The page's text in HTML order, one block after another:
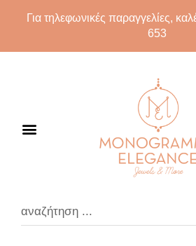
Για τηλεφωνικές παραγγελίες,
653